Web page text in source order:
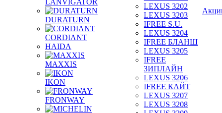
LANVIGATOR
DURATURN
CORDIANT
HAIDA
MAXXIS
IKON
FRONWAY
LEXUS 3202
LEXUS 3203
IFREE S.U.
LEXUS 3204
IFREE БЛАНШ
LEXUS 3205
IFREE
ЗИПЛАЙН
LEXUS 3206
IFREE КАЙТ
LEXUS 3207
LEXUS 3208